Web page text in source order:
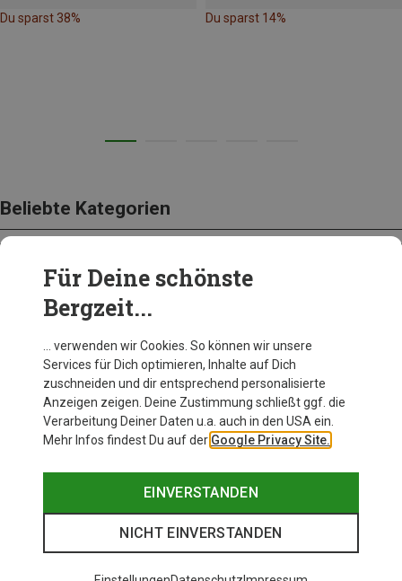
Du sparst 38% Du sparst 14%
Beliebte Kategorien
BEKLEIDUNG
Für Deine schönste
Bergzeit...
… verwenden wir Cookies. So können wir unsere
Services für Dich optimieren, Inhalte auf Dich
zuschneiden und dir entsprechend personalisierte
Anzeigen zeigen. Deine Zustimmung schließt ggf. die
Verarbeitung Deiner Daten u.a. auch in den USA ein.
Mehr Infos findest Du auf der Google Privacy Site.
EINVERSTANDEN
NICHT EINVERSTANDEN